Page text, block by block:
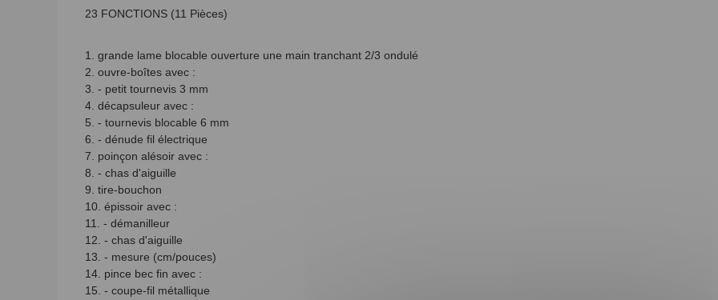
23 FONCTIONS (11 Pièces)
1. grande lame blocable ouverture une main tranchant 2/3 ondulé
2. ouvre-boîtes avec :
3. - petit tournevis 3 mm
4. décapsuleur avec :
5. - tournevis blocable 6 mm
6. - dénude fil électrique
7. poinçon alésoir avec :
8. - chas d'aiguille
9. tire-bouchon
10. épissoir avec :
11. - démanilleur
12. - chas d'aiguille
13. - mesure (cm/pouces)
14. pince bec fin avec :
15. - coupe-fil métallique